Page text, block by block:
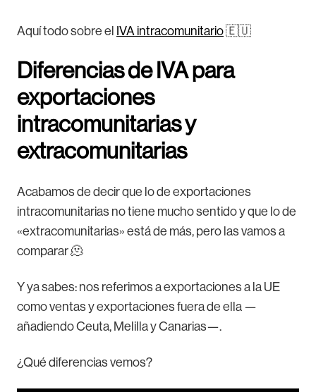
Aquí todo sobre el IVA intracomunitario🇪🇺
Diferencias de IVA para
exportaciones
intracomunitarias y
extracomunitarias
Acabamos de decir que lo de exportaciones
intracomunitarias no tiene mucho sentido y que lo de
«extracomunitarias» está de más, pero las vamos a
comparar 🫠
Y ya sabes: nos referimos a exportaciones a la UE
como ventas y exportaciones fuera de ella —
añadiendo Ceuta, Melilla y Canarias—.
¿Qué diferencias vemos?